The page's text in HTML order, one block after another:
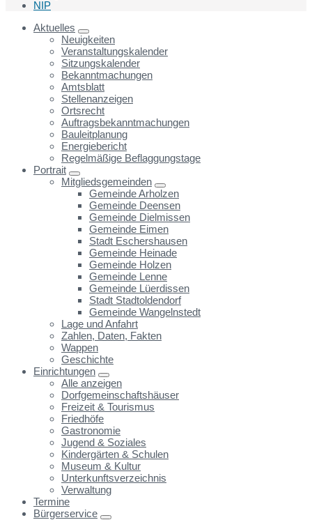
NIP
Aktuelles
Neuigkeiten
Veranstaltungskalender
Sitzungskalender
Bekanntmachungen
Amtsblatt
Stellenanzeigen
Ortsrecht
Auftragsbekanntmachungen
Bauleitplanung
Energiebericht
Regelmäßige Beflaggungstage
Portrait
Mitgliedsgemeinden
Gemeinde Arholzen
Gemeinde Deensen
Gemeinde Dielmissen
Gemeinde Eimen
Stadt Eschershausen
Gemeinde Heinade
Gemeinde Holzen
Gemeinde Lenne
Gemeinde Lüerdissen
Stadt Stadtoldendorf
Gemeinde Wangelnstedt
Lage und Anfahrt
Zahlen, Daten, Fakten
Wappen
Geschichte
Einrichtungen
Alle anzeigen
Dorfgemeinschaftshäuser
Freizeit & Tourismus
Friedhöfe
Gastronomie
Jugend & Soziales
Kindergärten & Schulen
Museum & Kultur
Unterkunftsverzeichnis
Verwaltung
Termine
Bürgerservice